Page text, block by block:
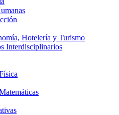
Hotelería y Turismo
Interdisciplinarios